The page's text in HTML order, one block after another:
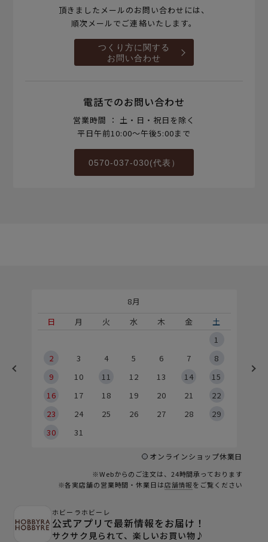
頂きましたメールのお問い合わせには、
順次メールでご連絡いたします。
つくり方に関する
お問い合わせ
電話でのお問い合わせ
営業時間 ： 土・日・祝日を除く
平日午前10:00～午後5:00まで
0570-037-030(代表）
8月
日
月 火 水 木 金
土
1
2
3 4 5 6 7
8
9
10 11 12 13 14
15
16
17 18 19 20 21
22
23
24 25 26 27 28
29
30
31
オンラインショップ休業日
※Webからのご注文は、24時間承っております
※各実店舗の営業時間・休業日は店舗情報をご覧ください
ホビーラホビーレ
公式アプリで最新情報をお届け！
サクサク見られて、楽しいお買い物♪